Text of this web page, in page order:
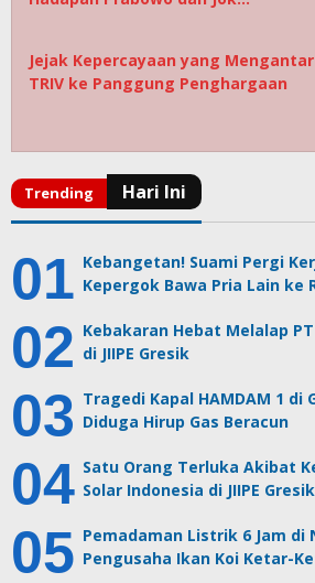
Jejak Kepercayaan yang Mengantar
TRIV ke Panggung Penghargaan
Kebangetan! Suami Pergi
Kepergok Bawa Pria Lain ke
Kebakaran Hebat Melalap
di JIIPE Gresik
Tragedi Kapal HAMDAM 1 di
Diduga Hirup Gas Beracun
Satu Orang Terluka Akibat
Solar Indonesia di JIIPE Gresik
Pemadaman Listrik 6 Jam di
Pengusaha Ikan Koi Ketar-